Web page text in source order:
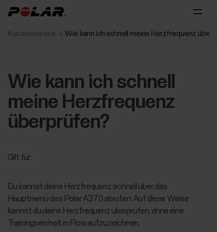
Kundenservice Wie kann ich schnell meine Herzfrequenz
Wie kann ich schnell
meine Herzfrequenz
überprüfen?
Gilt für:
Du kannst deine Herzfrequenz schnell über das
Hauptmenü des Polar A370 abrufen. Auf diese Weise
kannst du deine Herzfrequenz überprüfen, ohne eine
Trainingseinheit in Flow aufzuzeichnen.